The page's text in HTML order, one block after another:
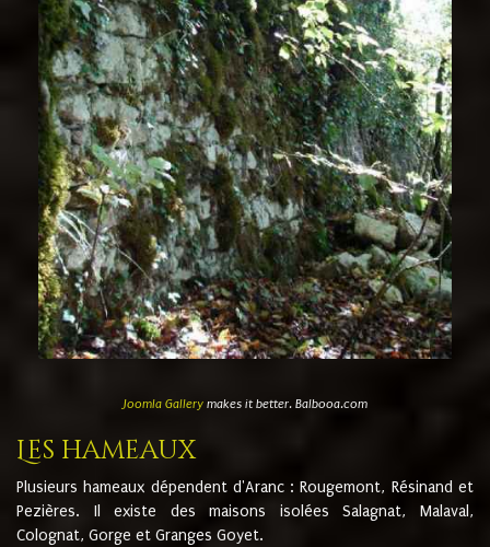
Joomla Gallerymakes it better. Balbooa.com
Les hameaux
Plusieurs hameaux dépendent d'Aranc : Rougemont, Résinand et
Pezières. Il existe des maisons isolées Salagnat, Malaval,
Colognat, Gorge et Granges Goyet.